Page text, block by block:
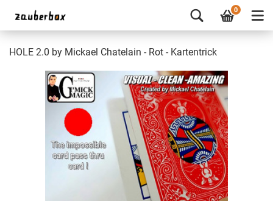
0
HOLE 2.0 by Mickael Chatelain - Rot - Kartentrick